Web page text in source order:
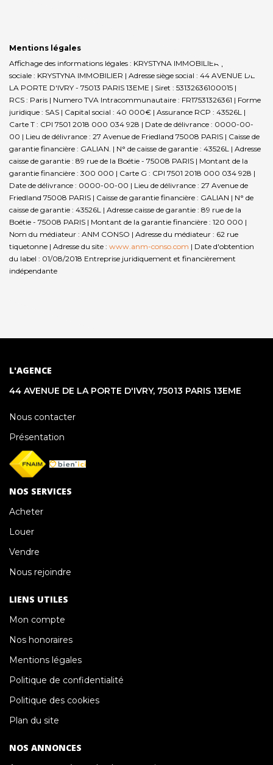
Mentions légales
Affichage des informations légales : KRYSTYNA IMMOBILIER | Raison
sociale : KRYSTYNA IMMOBILIER | Adresse siège social : 44 AVENUE DE
LA PORTE D'IVRY - 75013 PARIS 13EME | Siret : 53132636100015 |
RCS : Paris | Numero TVA Intracommunautaire : FR17531326361 | Forme
juridique : SAS | Capital social : 40 000€ | Assurance RCP : 43526L |
Carte T : CPI 7501 2018 000 034 928 | Date de délivrance : 0000-00-
00 | Lieu de délivrance : 27 Avenue de Friedland 75008 PARIS | Caisse de
garantie financière : GALIAN. | N° de caisse de garantie : 43526L | Adresse
caisse de garantie : 89 rue de la Boétie - 75008 PARIS | Montant de la
garantie financière : 300 000 | Carte G : CPI 7501 2018 000 034 928 |
Date de délivrance : 0000-00-00 | Lieu de délivrance : 27 Avenue de
Friedland 75008 PARIS | Caisse de garantie financière : GALIAN | N° de
caisse de garantie : 43526L | Adresse caisse de garantie : 89 rue de la
Boétie - 75008 PARIS | Montant de la garantie financière : 120 000 |
Nom du médiateur : ANM CONSO | Adresse du médiateur : 62 rue
tiquetonne | Adresse du site : www.anm-conso.com | Date d'obtention
du label : 01/08/2018 Entreprise juridiquement et financièrement
indépendante
L'AGENCE
44 AVENUE DE LA PORTE D'IVRY, 75013 PARIS 13EME
Nous contacter
Présentation
NOS SERVICES
Acheter
Louer
Vendre
Nous rejoindre
LIENS UTILES
Mon compte
Nos honoraires
Mentions légales
Politique de confidentialité
Politique des cookies
Plan du site
NOS ANNONCES